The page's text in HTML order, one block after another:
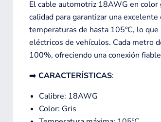
El cable automotriz 18AWG en
calidad para garantizar una
temperaturas de hasta 105ºC, lo
eléctricos de vehículos. Cada metro
100%, ofreciendo una conexión
➡️ CARACTERÍSTICAS:
Calibre: 18AWG
Color: Gris